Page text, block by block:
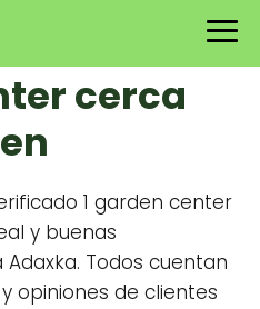
cerca
1 garden center
y buenas
Todos cuentan
opiniones de clientes